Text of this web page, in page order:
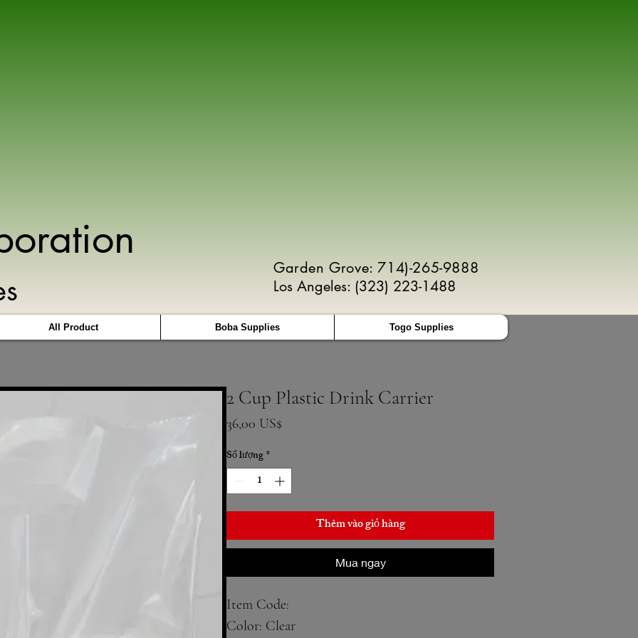
Garden Grove: 714)-265-9888
Los Angeles: (323) 223-1488
All Product Boba Supplies Togo Supplies
2 Cup Plastic Drink Carrier
36,00 US$
Số lượng*
Thêm vào giỏ hàng
Mua ngay
Item Code:
Color: Clear